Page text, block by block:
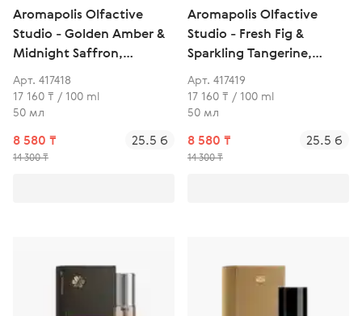
Aromapolis Olfactive
Studio - Golden Amber &
Midnight Saffron,
парфюмерная вода
Арт. 417418
17 160 ₸ / 100 ml
50 мл
8 580 ₸
14 300 ₸
25.5 б
Aromapolis Olfactive
Studio - Fresh Fig &
Sparkling Tangerine,
парфюмерная вода
Арт. 417419
17 160 ₸ / 100 ml
50 мл
8 580 ₸
14 300 ₸
25.5 б